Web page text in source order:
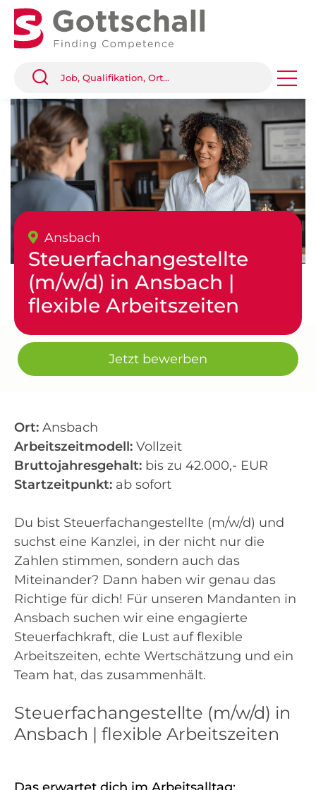
Ansbach
Steuerfachangestellte
(m/w/d) in Ansbach |
flexible Arbeitszeiten
Jetzt bewerben
Ort: Ansbach
Arbeitszeitmodell: Vollzeit
Bruttojahresgehalt: bis zu 42.000,- EUR
Startzeitpunkt: ab sofort
Du bist Steuerfachangestellte (m/w/d) und
suchst eine Kanzlei, in der nicht nur die
Zahlen stimmen, sondern auch das
Miteinander? Dann haben wir genau das
Richtige für dich! Für unseren Mandanten in
Ansbach suchen wir eine engagierte
Steuerfachkraft, die Lust auf flexible
Arbeitszeiten, echte Wertschätzung und ein
Team hat, das zusammenhält.
Steuerfachangestellte (m/w/d) in
Ansbach | flexible Arbeitszeiten